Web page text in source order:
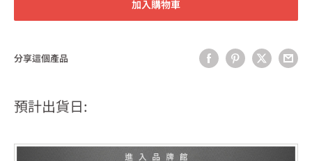
加入購物車
分享這個產品
預計出貨日: